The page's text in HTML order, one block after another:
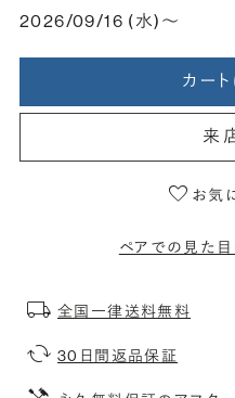
2026/09/16 (水)〜
カー
来
お気
ペアでの見た目
全国一律送料無料
30日間返品保証